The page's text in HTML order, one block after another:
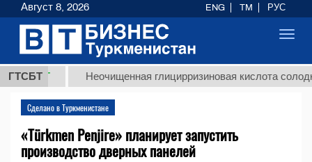
ГТСБТ Неочищенная глицирризиновая кислота солодкового
Сделано в Туркменистане
«Türkmen Penjire» планирует запустить
производство дверных панелей
Август 8, 2026 ENG TM РУС